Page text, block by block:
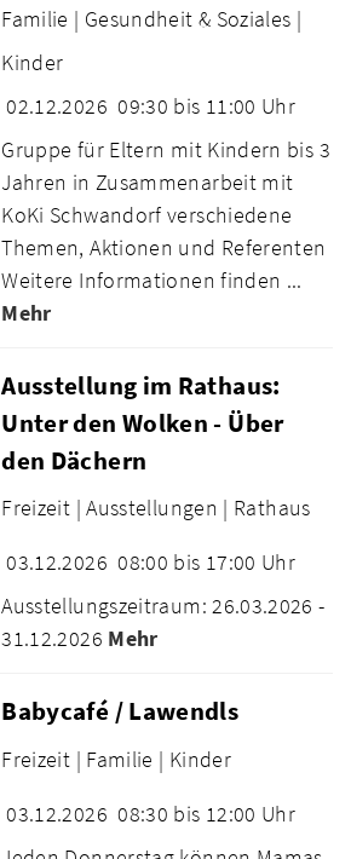
Familie | Gesundheit & Soziales |
Kinder
02.12.2026 09:30 bis 11:00 Uhr
Gruppe für Eltern mit Kindern bis 3
Jahren in Zusammenarbeit mit
KoKi Schwandorf verschiedene
Themen, Aktionen und Referenten
Weitere Informationen finden ...
Mehr
Ausstellung im Rathaus:
Unter den Wolken - Über
den Dächern
Freizeit | Ausstellungen | Rathaus
03.12.2026 08:00 bis 17:00 Uhr
Ausstellungszeitraum: 26.03.2026 -
31.12.2026 Mehr
Babycafé / Lawendls
Freizeit | Familie | Kinder
03.12.2026 08:30 bis 12:00 Uhr